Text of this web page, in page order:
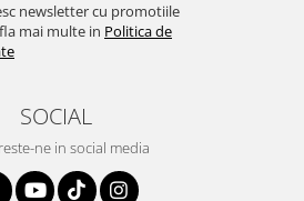
newsletter cu promotiile
mai multe in Politica de
SOCIAL
ne in social media